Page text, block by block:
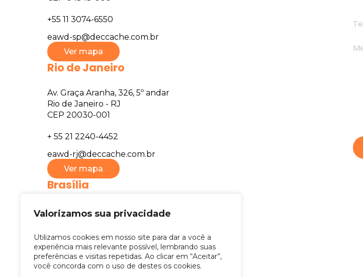
Valorizamos sua privacidade
Utilizamos cookies em nosso site para dar a você a
experiência mais relevante possível, lembrando suas
preferências e visitas repetidas. Ao clicar em “Aceitar”,
você concorda com o uso de destes os cookies.
+55 11 3074-6550
eawd-sp@deccache.com.br
Ver mapa
Rio de Janeiro
Av. Graça Aranha, 326, 5º andar
Rio de Janeiro - RJ
CEP 20030-001
+ 55 21 2240-4452
eawd-rj@deccache.com.br
Ver mapa
Brasília
SHS QD. 06 Conj. A Bl. C , sala 1007, 519
Eb. Brasil XXI, Asa Sul, Brasília - DF
CEP 70316-109
+55 61 3522-6395
eawd-df@deccache.com.br